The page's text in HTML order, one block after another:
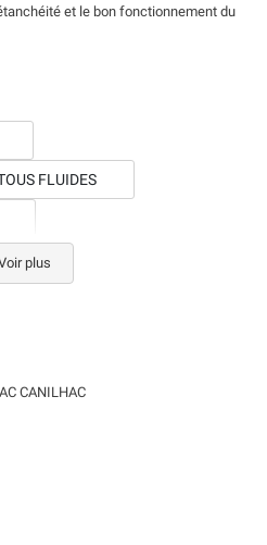
et le bon fonctionnement du
FLUIDES
ET POMPE À CHALEUR
plus
CANILHAC